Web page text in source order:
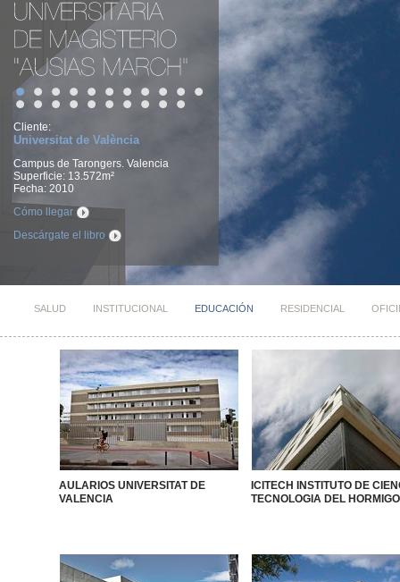
Cliente:
Universitat de València
Campus de Tarongers. Valencia
Superficie: 13.572m²
Fecha: 2010
Cómo llegar
Descárgate el libro
SALUD INSTITUCIONAL EDUCACIÓN RESIDENCIAL
AULARIOS UNIVERSITAT DE
VALENCIA
ICITECH INSTITUTO DE
TECNOLOGIA DEL